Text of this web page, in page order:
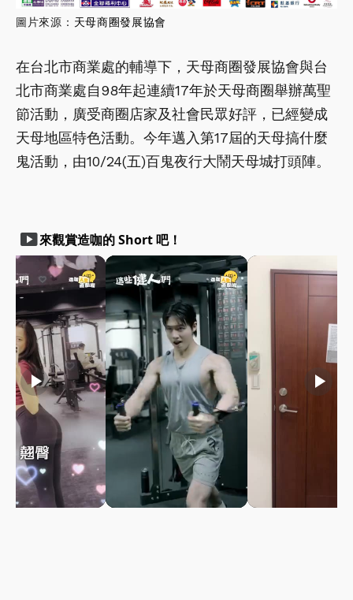
圖片來源： 天母商圈發展協會
在台北市商業處的輔導下，天母商圈發展協會與台
北市商業處自98年起連續17年於天母商圈舉辦萬聖
節活動，廣受商圈店家及社會民眾好評，已經變成
天母地區特色活動。今年邁入第17屆的天母搞什麼
鬼活動，由10/24(五)百鬼夜行大鬧天母城打頭陣。
smart_display來觀賞造咖的 Short 吧！
play_arrow play_arrow play_arrow